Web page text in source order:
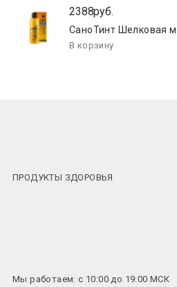
2388руб.
СаноТинт Шелковая
ПРОДУКТЫ ЗДОРОВЬЯ
Мы работаем: с 10:00 до 19:00 МСК